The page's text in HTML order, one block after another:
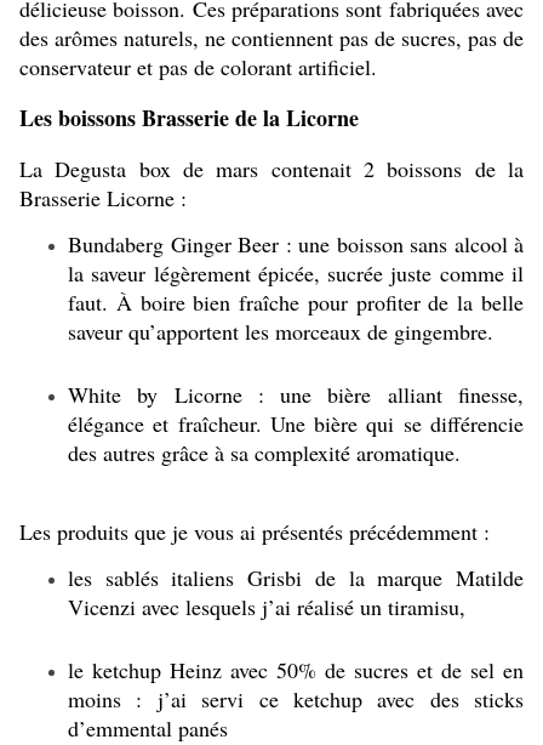
délicieuse boisson. Ces préparations sont fabriquées avec
des arômes naturels, ne contiennent pas de sucres, pas de
conservateur et pas de colorant artificiel.
Les boissons Brasserie de la Licorne
La Degusta box de mars contenait 2 boissons de la
Brasserie Licorne :
Bundaberg Ginger Beer : une boisson sans alcool à
la saveur légèrement épicée, sucrée juste comme il
faut. À boire bien fraîche pour profiter de la belle
saveur qu’apportent les morceaux de gingembre.
White by Licorne : une bière alliant finesse,
élégance et fraîcheur. Une bière qui se différencie
des autres grâce à sa complexité aromatique.
Les produits que je vous ai présentés précédemment :
les sablés italiens Grisbi de la marque Matilde
Vicenzi avec lesquels j’ai réalisé un tiramisu,
le ketchup Heinz avec 50% de sucres et de sel en
moins : j’ai servi ce ketchup avec des sticks
d’emmental panés